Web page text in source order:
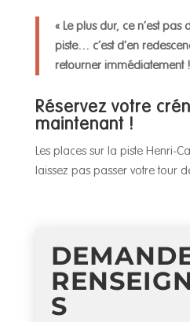
« Le plus dur, ce n’est
piste… c’est d’en
retourner immédiatement
Réservez votre
maintenant !
Les places sur la piste Henri-
laissez pas passer votre tour
S